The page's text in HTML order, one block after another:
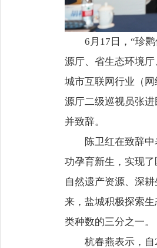
6月17日，“珍
源厅、省生态环境
城市互联网行业（
源厅二级巡视员张
并致辞。
陈卫红在致辞
功孕育新生，实现
自然遗产资源、深
来，盐城积极探索
类种数的三分之一。
杭春燕表示，